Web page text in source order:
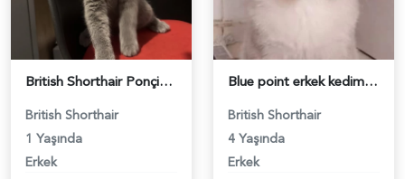
British Shorthair Ponçiğim Eş Arıyor - 118984654
British Shorthair
1 Yaşında
Erkek
Blue point erkek kedimize dişi eş arıyoruz - 118984655
British Shorthair
4 Yaşında
Erkek